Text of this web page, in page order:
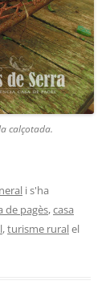
calçotada.
i s'ha
de pagès,casa
,turisme ruralel